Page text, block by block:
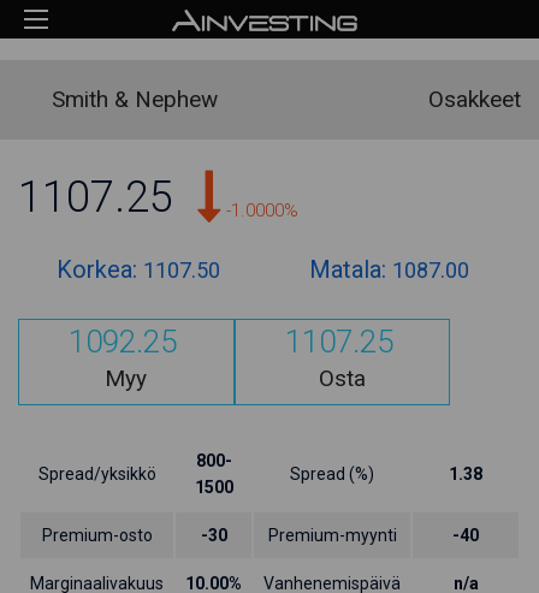
Smith & Nephew Osakkeet
1107.25 -1.0000%
Korkea: 1107.50 Matala: 1087.00
1092.25
Myy
1107.25
Osta
Spread/yksikkö
800-
1500
Spread (%) 1.38
Premium-osto -30 Premium-myynti -40
Marginaalivakuus 10.00% Vanhenemispäivä n/a